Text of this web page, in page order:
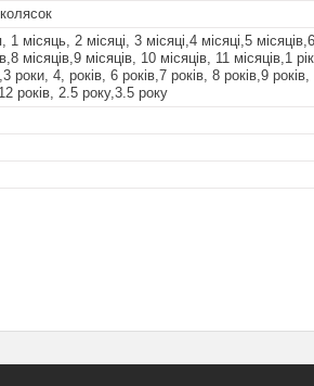
місяць, 2 місяці, 3 місяці,4 місяці,5 місяців,6
місяців,9 місяців, 10 місяців, 11 місяців,1
роки, 4, років, 6 років,7 років, 8 років,9 років,
років, 2.5 року,3.5 року